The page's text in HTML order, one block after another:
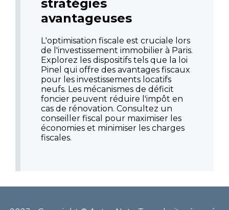
stratégies
avantageuses
L'optimisation fiscale est cruciale lors
de l'investissement immobilier à Paris.
Explorez les dispositifs tels que la loi
Pinel qui offre des avantages fiscaux
pour les investissements locatifs
neufs. Les mécanismes de déficit
foncier peuvent réduire l'impôt en
cas de rénovation. Consultez un
conseiller fiscal pour maximiser les
économies et minimiser les charges
fiscales.